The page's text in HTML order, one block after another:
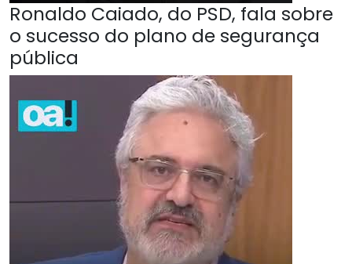
Ronaldo Caiado, do PSD, fala sobre
o sucesso do plano de segurança
pública